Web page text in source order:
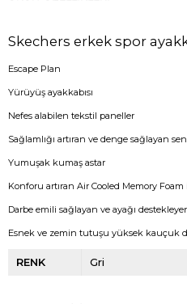
Skechers erkek spor
Escape Plan
Yürüyüş ayakkabısı
Nefes alabilen tekstil paneller
Sağlamlığı artıran ve denge sağlayan
Yumuşak kumaş astar
Konforu artıran Air Cooled Memory Foam
Darbe emili sağlayan ve ayağı
Esnek ve zemin tutuşu yüksek kauçuk
RENK Gri